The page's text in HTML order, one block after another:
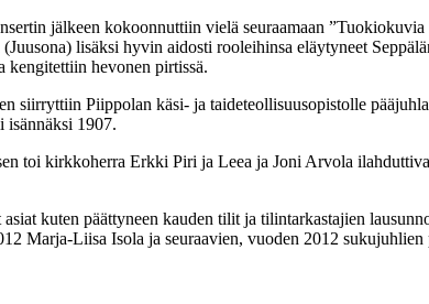
jälkeen kokoonnuttiin vielä seuraamaan
lisäksi hyvin aidosti rooleihinsa eläytyneet
hevonen pirtissä.
siirryttiin Piippolan käsi- ja taideteollisuusopistolle
isännäksi 1907.
toi kirkkoherra Erkki Piri ja Leea ja Joni Arvola
kuten päättyneen kauden tilit ja tilintarkastajien
Marja-Liisa Isola ja seuraavien, vuoden 2012